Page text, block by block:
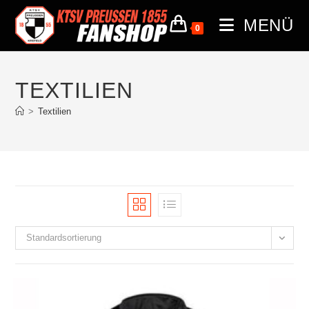
0 MENÜ
TEXTILIEN
> Textilien
Standardsortierung